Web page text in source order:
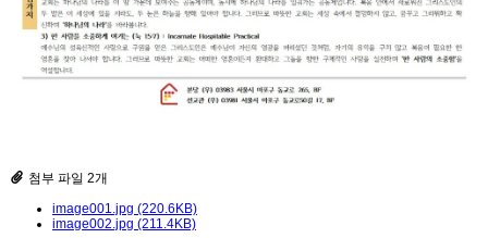
첨부 파일 2개
image001.jpg (220.6KB)
image002.jpg (211.4KB)